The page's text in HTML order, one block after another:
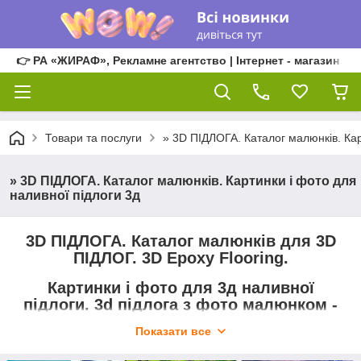
👉 РА «ЖИРАФ», Рекламне агентство | Інтернет - магазин
Товари та послуги » 3D ПІДЛОГА. Каталог малюнків.
» 3D ПІДЛОГА. Каталог малюнків. Картинки і фото для
наливної підлоги 3д
3D ПІДЛОГА. Каталог малюнків для 3D
ПІДЛОГ. 3D Epoxy Flooring.
Картинки і фото для 3д наливної
підлоги. 3d підлога з фото малюнком -
високої якості, перевірена часом,
Показати все